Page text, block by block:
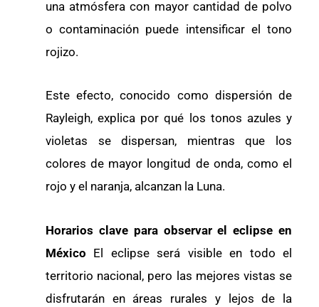
una atmósfera con mayor cantidad de polvo
o contaminación puede intensificar el tono
rojizo.
Este efecto, conocido como dispersión de
Rayleigh, explica por qué los tonos azules y
violetas se dispersan, mientras que los
colores de mayor longitud de onda, como el
rojo y el naranja, alcanzan la Luna.
Horarios clave para observar el eclipse en
México El eclipse será visible en todo el
territorio nacional, pero las mejores vistas se
disfrutarán en áreas rurales y lejos de la